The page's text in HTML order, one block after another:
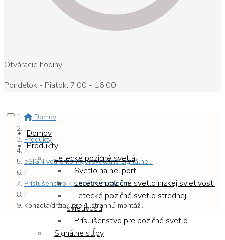
Otváracie hodiny
Pondelok - Piatok: 7:00 - 16:00
Domov
Produkty
Letecké pozičné svetlá
Svetlo na heliport
Letecké pozičné svetlo nízkej svietivosti
Letecké pozičné svetlo strednej
svietivosti
Príslušenstvo pre pozičné svetlo
Signálne stĺpy
Domov
/
Produkty
/
eSIGN voľne konfigurovateľné signálne...
/
Príslušenstvo k signálnym stĺpom
/
Konzola/držiak pre 1-strannú montáž...